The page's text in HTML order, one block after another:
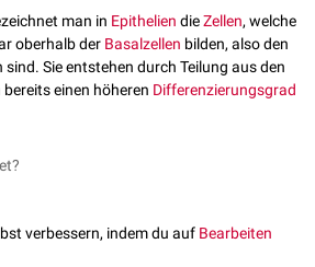
man in Epithelien dieZellen, welche
oberhalb der Basalzellen bilden, also den
Sie entstehen durch Teilung aus den
einen höheren Differenzierungsgrad
verbessern, indem du auf Bearbeiten